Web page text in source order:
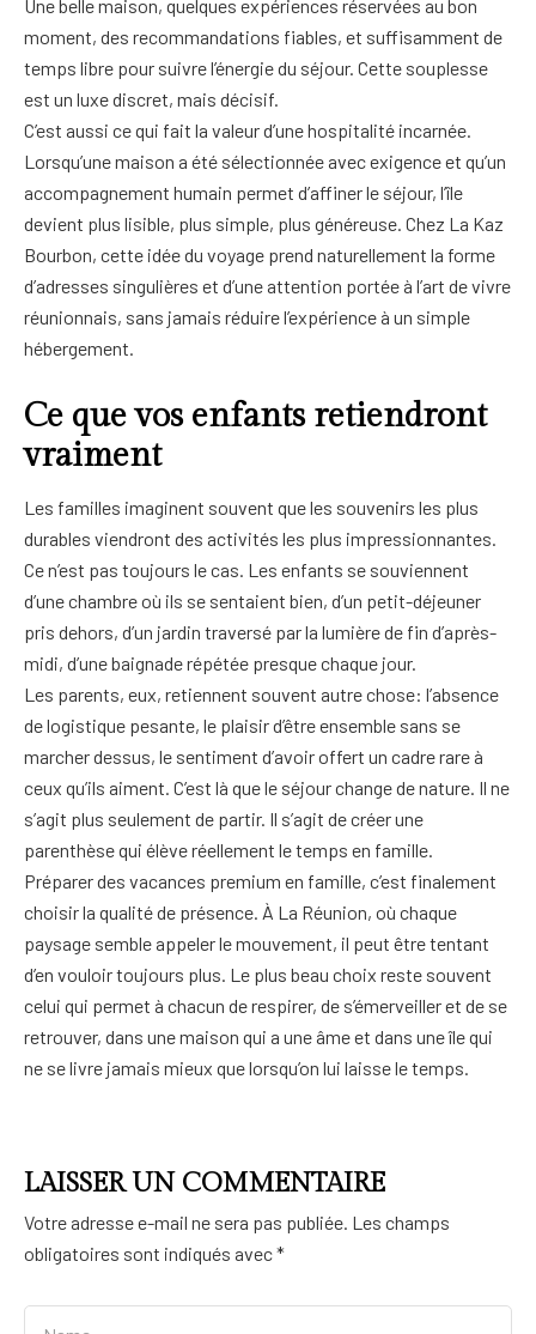
Une belle maison, quelques expériences réservées au bon
moment, des recommandations fiables, et suffisamment de
temps libre pour suivre l’énergie du séjour. Cette souplesse
est un luxe discret, mais décisif.
C’est aussi ce qui fait la valeur d’une hospitalité incarnée.
Lorsqu’une maison a été sélectionnée avec exigence et qu’un
accompagnement humain permet d’affiner le séjour, l’île
devient plus lisible, plus simple, plus généreuse. Chez La Kaz
Bourbon, cette idée du voyage prend naturellement la forme
d’adresses singulières et d’une attention portée à l’art de vivre
réunionnais, sans jamais réduire l’expérience à un simple
hébergement.
Ce que vos enfants retiendront
vraiment
Les familles imaginent souvent que les souvenirs les plus
durables viendront des activités les plus impressionnantes.
Ce n’est pas toujours le cas. Les enfants se souviennent
d’une chambre où ils se sentaient bien, d’un petit-déjeuner
pris dehors, d’un jardin traversé par la lumière de fin d’après-
midi, d’une baignade répétée presque chaque jour.
Les parents, eux, retiennent souvent autre chose: l’absence
de logistique pesante, le plaisir d’être ensemble sans se
marcher dessus, le sentiment d’avoir offert un cadre rare à
ceux qu’ils aiment. C’est là que le séjour change de nature. Il ne
s’agit plus seulement de partir. Il s’agit de créer une
parenthèse qui élève réellement le temps en famille.
Préparer des vacances premium en famille, c’est finalement
choisir la qualité de présence. À La Réunion, où chaque
paysage semble appeler le mouvement, il peut être tentant
d’en vouloir toujours plus. Le plus beau choix reste souvent
celui qui permet à chacun de respirer, de s’émerveiller et de se
retrouver, dans une maison qui a une âme et dans une île qui
ne se livre jamais mieux que lorsqu’on lui laisse le temps.
LAISSER UN COMMENTAIRE
Votre adresse e-mail ne sera pas publiée. Les champs
obligatoires sont indiqués avec*